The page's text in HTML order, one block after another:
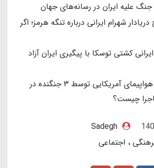
جنگ علیه ایران در رسانه‌های جهان
شهرام ایرانی درباره تنگه هرمز؛ اگر
ایرانی کشتی توسکا با پیگیری ایران آزاد
اسکورت یک هواپیمای آمریکایی توسط ۳ جنگنده در
چیست؟
Sadegh
، اجتماعی